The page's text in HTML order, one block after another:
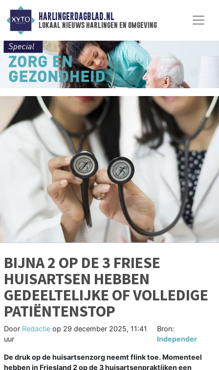
HARLINGERDAGBLAD.NL
lokaal nieuws harlingen en omgeving
BIJNA 2 OP DE 3 FRIESE
HUISARTSEN HEBBEN
GEDEELTELIJKE OF VOLLEDIGE
PATIËNTENSTOP
Door Redactie op 29 december 2025, 11:41
uur
Bron:
Independer
De druk op de huisartsenzorg neemt flink toe. Momenteel
hebben in Friesland 2 op de 3 huisartsenpraktijken een